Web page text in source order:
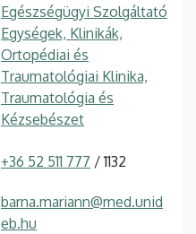
Egészségügyi Szolgáltató
Egységek, Klinikák,
Ortopédiai és
Traumatológiai Klinika,
Traumatológia és
Kézsebészet
+36 52 511 777 / 1132
barna.mariann@med.unid
eb.hu